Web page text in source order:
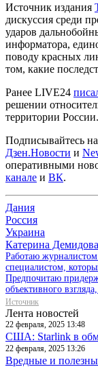
Источник издания
дискуссия среди
ударов
информатора,
поводу красных
том, какие
Ранее LIVE24
решении
территории России.
Подписывайтесь
Дзен.Новости и
оперативными
канале и ВК.
Дания
Россия
Украина
Катерина Демидова
Работаю
специалистом,
Предпочитаю
объективного
Источник
Лента новостей
22 февраля, 2025 13:48
США: Starlink в
22 февраля, 2025 13:26
Вредные и